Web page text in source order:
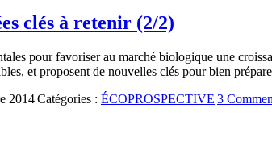
clés à retenir (2/2)
pour favoriser au marché biologique une
et proposent de nouvelles clés pour bien
2014|Catégories : ÉCOPROSPECTIVE|3